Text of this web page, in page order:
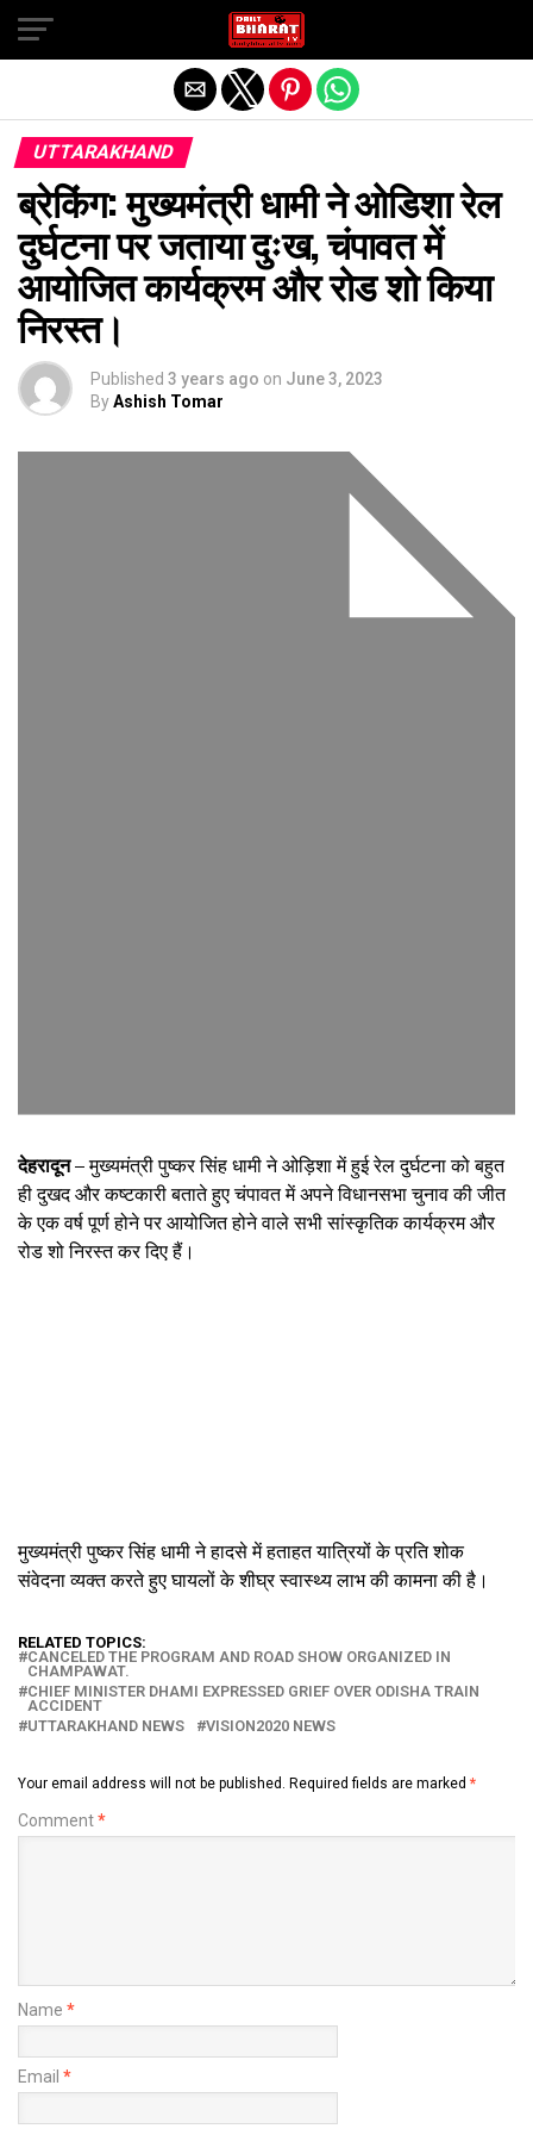
UTTARAKHAND
ब्रेकिंग: मुख्यमंत्री धामी ने ओडिशा रेल
दुर्घटना पर जताया दुःख, चंपावत में
आयोजित कार्यक्रम और रोड शो किया
निरस्त।
Published 3 years ago on June 3, 2023
ByAshish Tomar
देहरादून –मुख्यमंत्री पुष्कर सिंह धामी ने ओड़िशा में हुई रेल दुर्घटना को बहुत
ही दुखद और कष्टकारी बताते हुए चंपावत में अपने विधानसभा चुनाव की जीत
के एक वर्ष पूर्ण होने पर आयोजित होने वाले सभी सांस्कृतिक कार्यक्रम और
रोड शो निरस्त कर दिए हैं।
मुख्यमंत्री पुष्कर सिंह धामी ने हादसे में हताहत यात्रियों के प्रति शोक
संवेदना व्यक्त करते हुए घायलों के शीघ्र स्वास्थ्य लाभ की कामना की है।
RELATED TOPICS:
CANCELED THE PROGRAM AND ROAD SHOW ORGANIZED IN
CHAMPAWAT.
CHIEF MINISTER DHAMI EXPRESSED GRIEF OVER ODISHA TRAIN
ACCIDENT
UTTARAKHAND NEWS
VISION2020 NEWS
Your email address will not be published. Required fields are marked *
Comment*
Name *
Email *
Exit mobile version